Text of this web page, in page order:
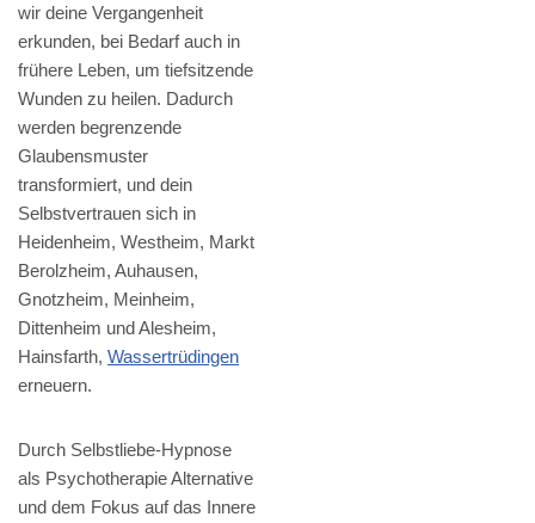
wir deine Vergangenheit
erkunden, bei Bedarf auch in
frühere Leben, um tiefsitzende
Wunden zu heilen. Dadurch
werden begrenzende
Glaubensmuster
transformiert, und dein
Selbstvertrauen sich in
Heidenheim, Westheim, Markt
Berolzheim, Auhausen,
Gnotzheim, Meinheim,
Dittenheim und Alesheim,
Hainsfarth, Wassertrüdingen
erneuern.
Durch Selbstliebe-Hypnose
als Psychotherapie Alternative
und dem Fokus auf das Innere